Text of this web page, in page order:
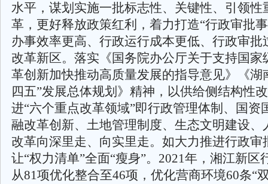
水平，谋划实施一批标志性、关键性、引领性
革，更好释放政策红利，着力打造“行政审批
办事效率更高、行政运行成本更低、行政审批
改革新区。落实《国务院办公厅关于支持国家
革创新加快推动高质量发展的指导意见》《湖
四五”发展总体规划》精神，以供给侧结构性
进“六个重点改革领域”即行政管理体制、国资
融改革创新、土地管理制度、生态文明建设、
改革向深里走、向实里走。如大力推进行政审
让“权力清单”全面“瘦身”。2021年，湘江新区
从81项优化整合至46项，优化营商环境60条“